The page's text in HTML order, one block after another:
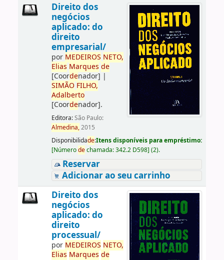
Direito dos
negócios
aplicado: do
direito
empresarial/
por MEDEIROS NETO,
Elias Marques de
[Coordenador] |
SIMÃO FILHO,
Adalberto
[Coordenador].
Editora:São Paulo:
Almedina,2015
Disponibilidade:Itens disponíveis para empréstimo:
[Númerodechamada:342.2 D598] (2).
Reservar
Adicionar ao seu carrinho
Direito dos
negócios
aplicado: do
direito
processual/
por MEDEIROS NETO,
Elias Marques de